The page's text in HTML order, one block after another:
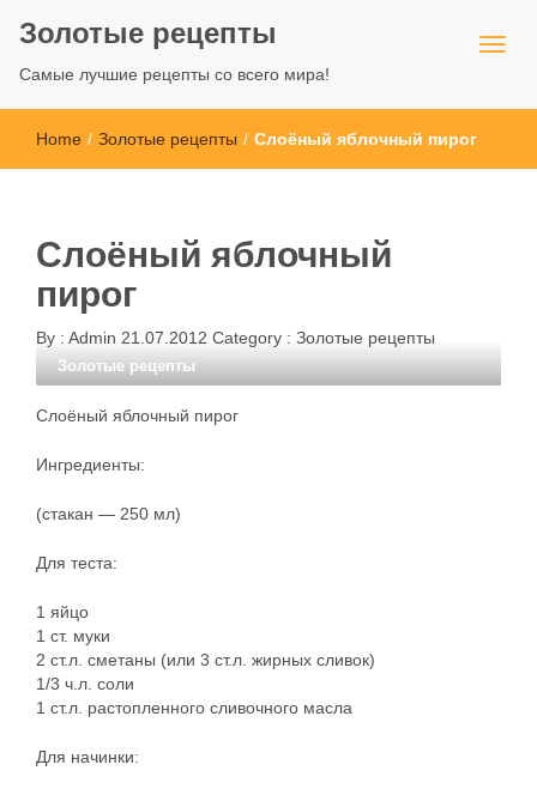
Золотые рецепты
Самые лучшие рецепты со всего мира!
Home / Золотые рецепты / Слоёный яблочный пирог
Слоёный яблочный
пирог
By : Admin 21.07.2012 Category : Золотые рецепты
Золотые рецепты
Слоёный яблочный пирог
Ингредиенты:
(стакан — 250 мл)
Для теста:
1 яйцо
1 ст. муки
2 ст.л. сметаны (или 3 ст.л. жирных сливок)
1/3 ч.л. соли
1 ст.л. растопленного сливочного масла
Для начинки: